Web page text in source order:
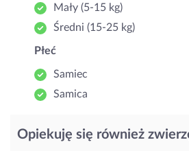
Mały (5‑15 kg)
Średni (15‑25 kg)
Płeć
Samiec
Samica
Opiekuję się również